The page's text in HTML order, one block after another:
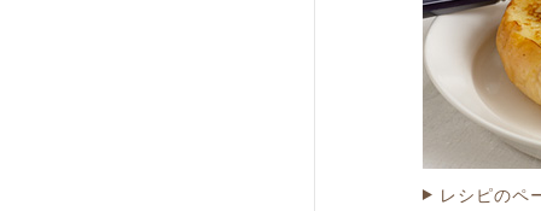
レシピのペ